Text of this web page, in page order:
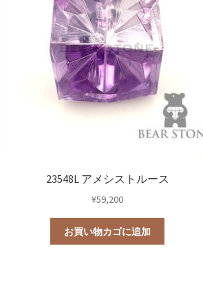
23548L アメシストルース
¥59,200
お買い物カゴに追加